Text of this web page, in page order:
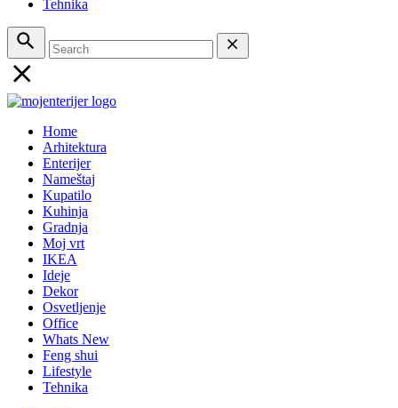
Tehnika
Home
Arhitektura
Enterijer
Nameštaj
Kupatilo
Kuhinja
Gradnja
Moj vrt
IKEA
Ideje
Dekor
Osvetljenje
Office
Whats New
Feng shui
Lifestyle
Tehnika